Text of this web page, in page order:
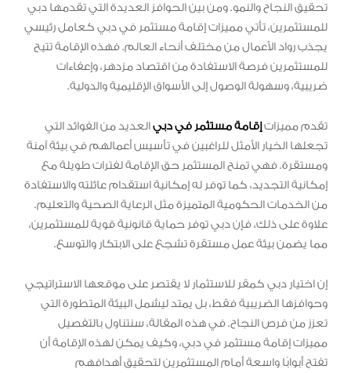
تحقيق النجاح والنمو. ومن بين الحوافز العديدة التي تقدمها دبي
للمستثمرين، تأتي مميزات إقامة مستثمر في دبي كعامل رئيسي
يجذب رواد الأعمال من مختلف أنحاء العالم. فهذه الإقامة تتيح
للمستثمرين فرصة الاستفادة من اقتصاد مزدهر، وإعفاءات
ضريبية، وسهولة الوصول إلى الأسواق الإقليمية والدولية.
تقدم مميزات إقامة مستثمر في دبي العديد من الفوائد التي
تجعلها الخيار الأمثل للراغبين في تأسيس أعمالهم في بيئة آمنة
ومستقرة. فهي تمنح المستثمر حق الإقامة لفترات طويلة مع
إمكانية التجديد، كما توفر له إمكانية استقدام عائلته والاستفادة
من الخدمات الحكومية المتميزة مثل الرعاية الصحية والتعليم.
علاوة على ذلك، فإن دبي توفر حماية قانونية قوية للمستثمرين،
مما يضمن بيئة عمل مستقرة تشجع على الابتكار والتوسع.
إن اختيار دبي كمقر للاستثمار لا يقتصر على موقعها الاستراتيجي
وحوافزها الضريبية فقط، بل يمتد ليشمل البيئة المتطورة التي
تعزز من فرص النجاح. في هذه المقالة، سنتناول بالتفصيل
مميزات إقامة مستثمر في دبي، وكيف يمكن لهذه الإقامة أن
تفتح أبوابًا واسعة أمام المستثمرين لتحقيق أهدافهم